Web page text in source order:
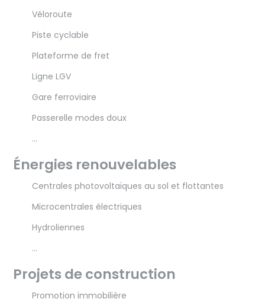
Véloroute
Piste cyclable
Plateforme de fret
Ligne LGV
Gare ferroviaire
Passerelle modes doux
…
Énergies renouvelables
Centrales photovoltaïques au sol et flottantes
Microcentrales électriques
Hydroliennes
…
Projets de construction
Promotion immobilière